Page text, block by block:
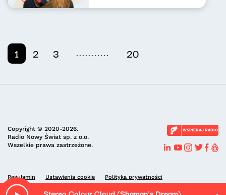
1 2 3 ........... 20
Copyright © 2020-2026.
Radio Nowy Świat sp. z o.o.
Wszelkie prawa zastrzeżone.
WSPIERAJ RADIO
Regulamin Ustawienia cookie Polityka prywatności